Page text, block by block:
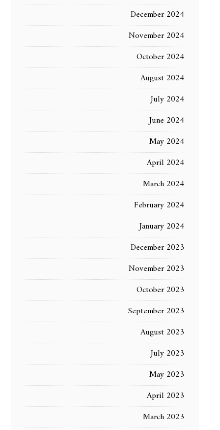
December 2024
November 2024
October 2024
August 2024
July 2024
June 2024
May 2024
April 2024
March 2024
February 2024
January 2024
December 2023
November 2023
October 2023
September 2023
August 2023
July 2023
May 2023
April 2023
March 2023